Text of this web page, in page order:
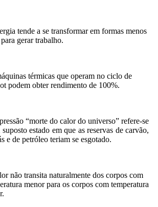
tende a se transformar em formas menos
gerar trabalho.
térmicas que operam no ciclo de
podem obter rendimento de 100%.
“morte do calor do universo” refere-se
suposto estado em que as reservas de carvão,
e de petróleo teriam se esgotado.
não transita naturalmente dos corpos com
menor para os corpos com temperatura